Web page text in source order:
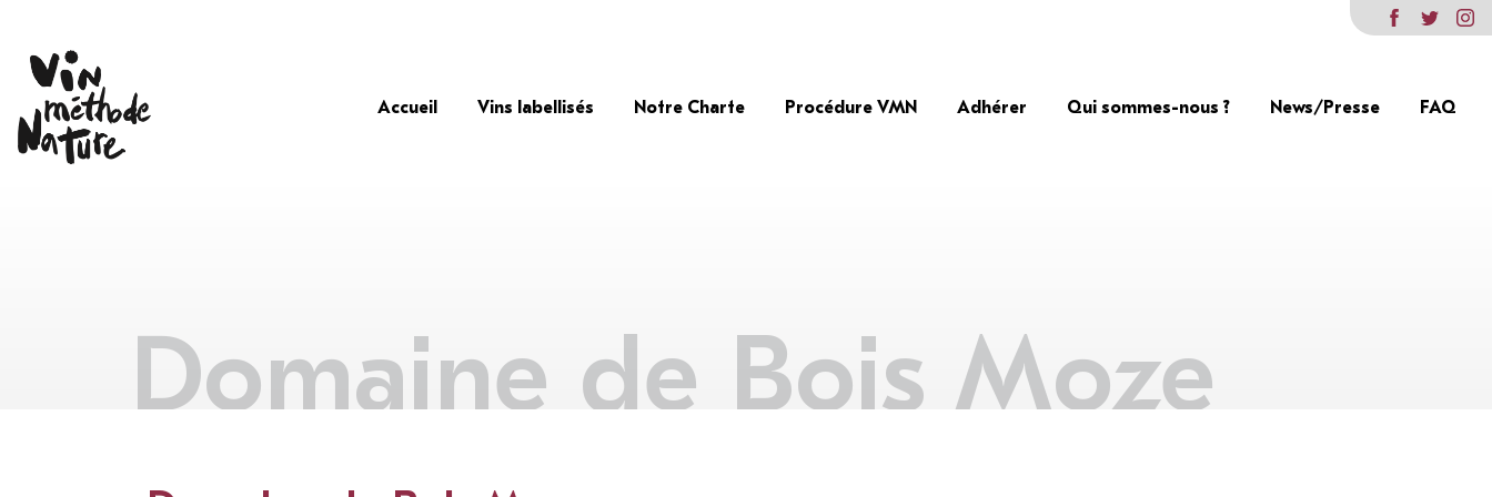
Accueil Vins labellisés Notre Charte Procédure VMN Adhérer Qui sommes-nous ? News/Presse FAQ
Domaine de Bois Moze